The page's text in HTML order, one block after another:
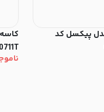
مدل پیکسل کد
230711T - (ست 6 عددی)